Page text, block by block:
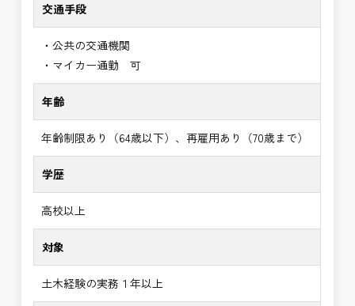
交通手段
・公共の交通機関
・マイカー通勤 可
年齢
年齢制限あり（64歳以下）、再雇用あり（70歳まで）
学歴
高校以上
対象
土木経験の実務１年以上